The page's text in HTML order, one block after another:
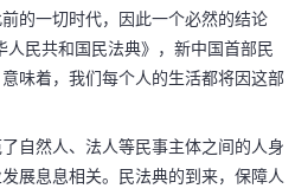
的一切时代，因此一个必然的结论
民共和国民法典》，新中国首部民
味着，我们每个人的生活都将因这部
自然人、法人等民事主体之间的人身
展息息相关。民法典的到来，保障人